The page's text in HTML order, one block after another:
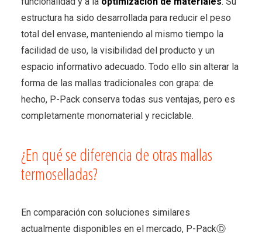
estructura ha sido desarrollada para reducir el peso
total del envase, manteniendo al mismo tiempo la
facilidad de uso, la visibilidad del producto y un
espacio informativo adecuado. Todo ello sin alterar la
forma de las mallas tradicionales con grapa: de
hecho, P-Pack conserva todas sus ventajas, pero es
completamente monomaterial y reciclable.
¿En qué se diferencia de otras mallas
termoselladas?
En comparación con soluciones similares
actualmente disponibles en el mercado, P-PackⒹ